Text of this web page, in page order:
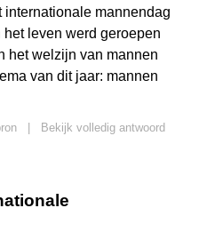
mannendag
leven werd geroepen
het welzijn van mannen
van dit jaar: mannen
Bekijk volledig antwoord